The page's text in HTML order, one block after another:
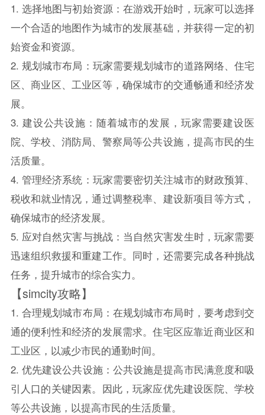
1. 选择地图与初始资源：在游戏开始时，玩家可以选择
一个合适的地图作为城市的发展基础，并获得一定的初
始资金和资源。
2. 规划城市布局：玩家需要规划城市的道路网络、住宅
区、商业区、工业区等，确保城市的交通畅通和经济发
展。
3. 建设公共设施：随着城市的发展，玩家需要建设医
院、学校、消防局、警察局等公共设施，提高市民的生
活质量。
4. 管理经济系统：玩家需要密切关注城市的财政预算、
税收和就业情况，通过调整税率、建设新项目等方式，
确保城市的经济发展。
5. 应对自然灾害与挑战：当自然灾害发生时，玩家需要
迅速组织救援和重建工作。同时，还需要完成各种挑战
任务，提升城市的综合实力。
【simcity攻略】
1. 合理规划城市布局：在规划城市布局时，要考虑到交
通的便利性和经济的发展需求。住宅区应靠近商业区和
工业区，以减少市民的通勤时间。
2. 优先建设公共设施：公共设施是提高市民满意度和吸
引人口的关键因素。因此，玩家应优先建设医院、学校
等公共设施，以提高市民的生活质量。